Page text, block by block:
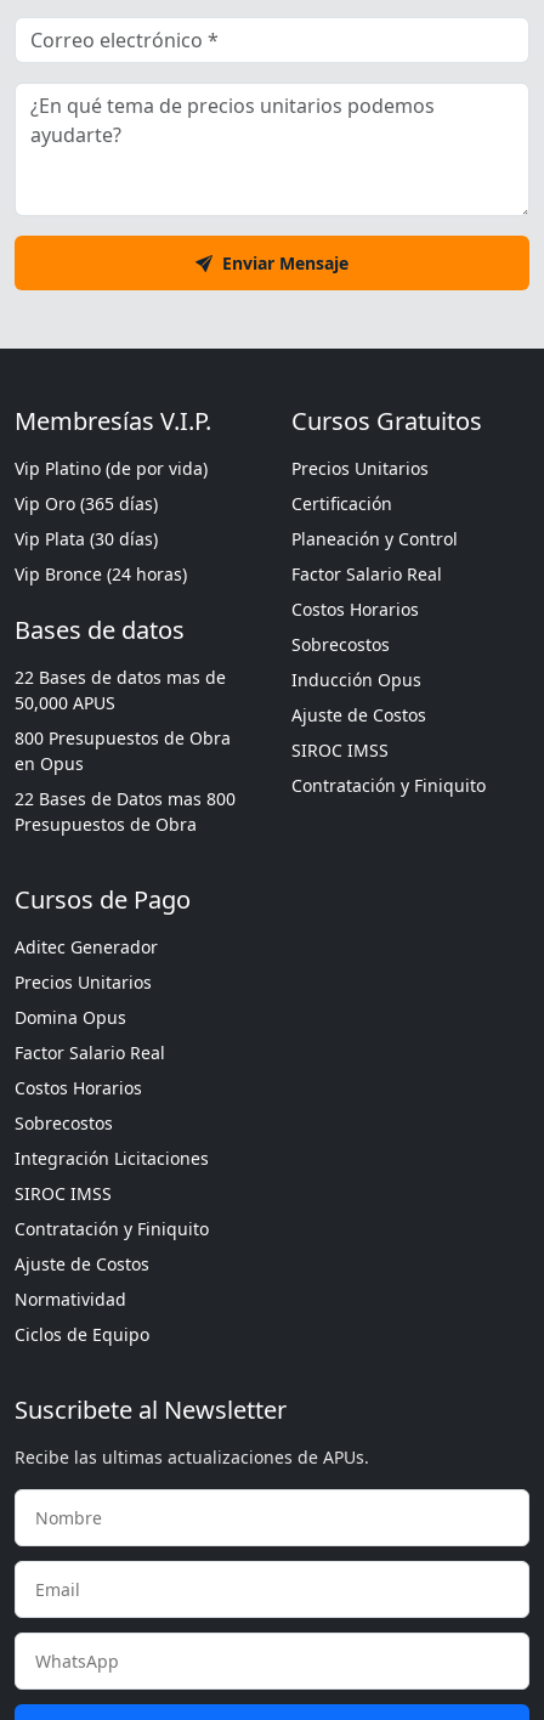
Enviar Mensaje
Membresías V.I.P.
Vip Platino (de por vida)
Vip Oro (365 días)
Vip Plata (30 días)
Vip Bronce (24 horas)
Bases de datos
22 Bases de datos mas de
50,000 APUS
800 Presupuestos de Obra
en Opus
22 Bases de Datos mas 800
Presupuestos de Obra
Cursos Gratuitos
Precios Unitarios
Certificación
Planeación y Control
Factor Salario Real
Costos Horarios
Sobrecostos
Inducción Opus
Ajuste de Costos
SIROC IMSS
Contratación y Finiquito
Cursos de Pago
Aditec Generador
Precios Unitarios
Domina Opus
Factor Salario Real
Costos Horarios
Sobrecostos
Integración Licitaciones
SIROC IMSS
Contratación y Finiquito
Ajuste de Costos
Normatividad
Ciclos de Equipo
Suscribete al Newsletter
Recibe las ultimas actualizaciones de APUs.